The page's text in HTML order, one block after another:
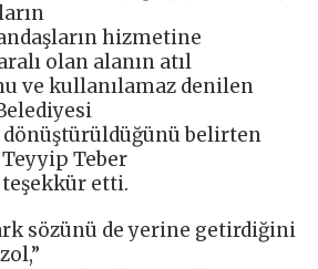
hizmetine
olan alanın atıl
ve kullanılamaz denilen
dönüştürüldüğünü belirten
Teber
teşekkür etti.
sözünü de yerine getirdiğini